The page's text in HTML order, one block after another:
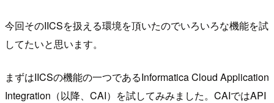
今回そのIICSを扱える環境を頂いたのでいろいろな機能を試
してたいと思います。
まずはIICSの機能の一つであるInformatica Cloud Application
Integration（以降、CAI）を試してみみました。CAIではAPI